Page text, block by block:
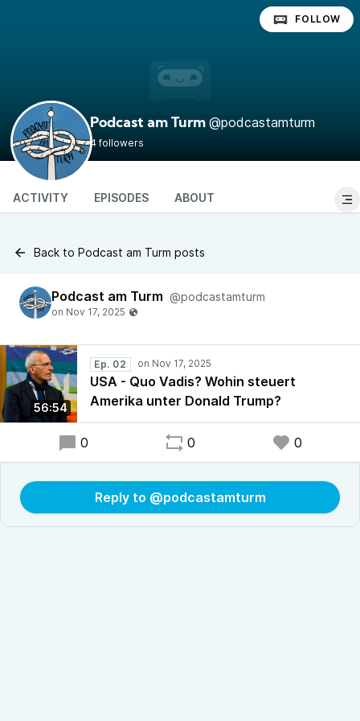
Podcast am Turm @podcastamturm
4 followers
FOLLOW
ACTIVITY EPISODES ABOUT
Back to Podcast am Turm posts
Podcast am Turm @podcastamturm
56:54
Ep. 02
USA - Quo Vadis? Wohin steuert
Amerika unter Donald Trump?
0 0 0
Reply to @podcastamturm